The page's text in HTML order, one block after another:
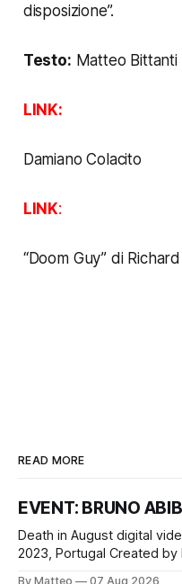
disposizione”.
Testo: Matteo Bittanti
LINK:
Damiano Colacito
LINK:
“Doom Guy” di
READ MORE
EVENT: BRUNO
Death in August digital video, color, sound, 16 min, 1.85:1,
2023, Portugal Created by Bruno Abib vral.org Following a
By Matteo 07 Aug 2026